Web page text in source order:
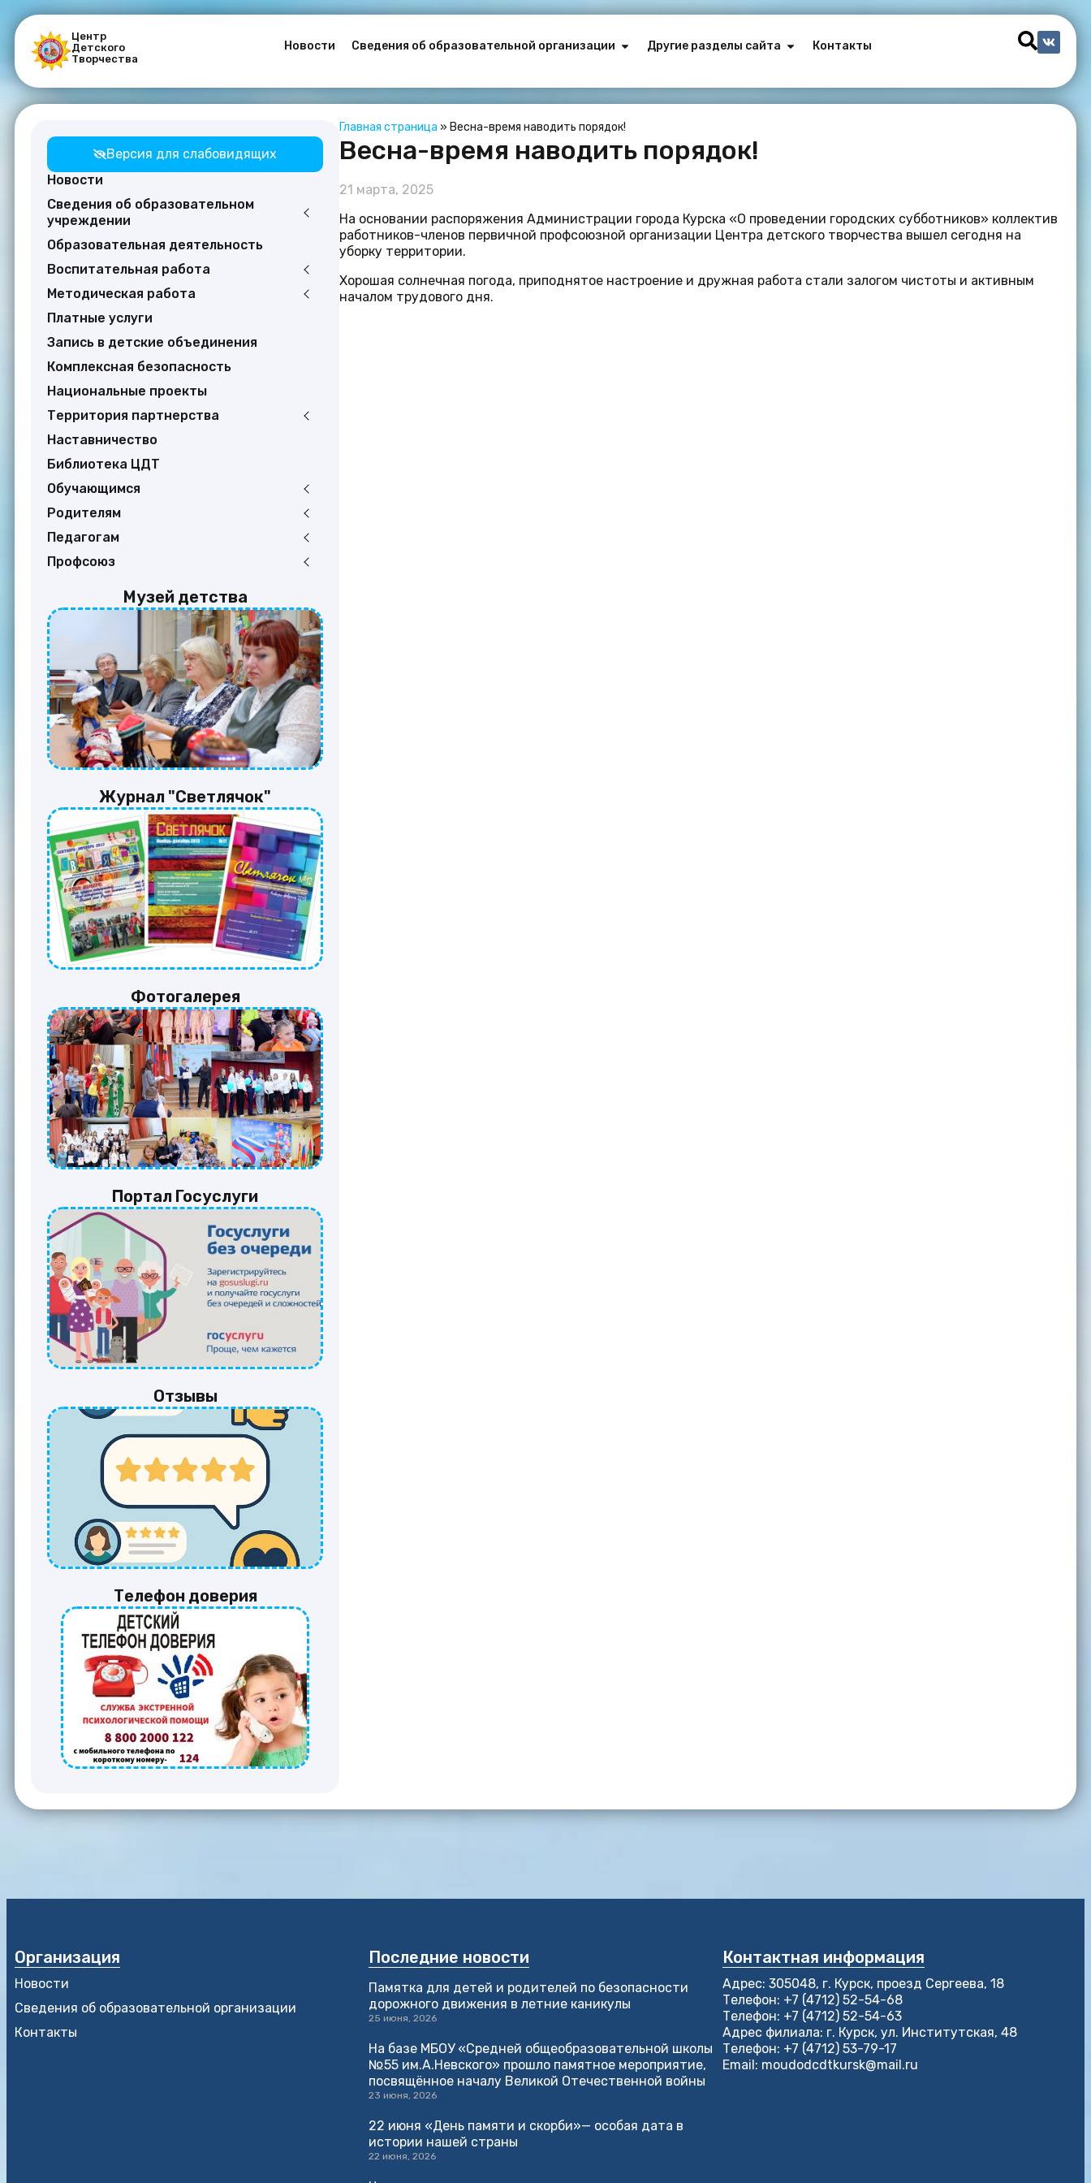
Центр
Детского
Творчества
Новости Сведения об образовательной организации Другие разделы сайта Контакты
Версия для слабовидящих
Новости
Сведения об образовательном
учреждении
Образовательная деятельность
Воспитательная работа
Методическая работа
Платные услуги
Запись в детские объединения
Комплексная безопасность
Национальные проекты
Территория партнерства
Наставничество
Библиотека ЦДТ
Обучающимся
Родителям
Педагогам
Профсоюз
Музей детства
Журнал "Светлячок"
Фотогалерея
Портал Госуслуги
Отзывы
Телефон доверия
Главная страница » Весна-время наводить порядок!
Весна-время наводить порядок!
21 марта, 2025
На основании распоряжения Администрации города Курска «О проведении городских субботников» коллектив
работников-членов первичной профсоюзной организации Центра детского творчества вышел сегодня на
уборку территории.
Хорошая солнечная погода, приподнятое настроение и дружная работа стали залогом чистоты и активным
началом трудового дня.
Организация
Новости
Сведения об образовательной организации
Контакты
Последние новости
Памятка для детей и родителей по безопасности
дорожного движения в летние каникулы
25 июня, 2026
На базе МБОУ «Средней общеобразовательной школы
№55 им.А.Невского» прошло памятное мероприятие,
посвящённое началу Великой Отечественной войны
23 июня, 2026
22 июня «День памяти и скорби»— особая дата в
истории нашей страны
22 июня, 2026
Контактная информация
Адрес: 305048, г. Курск, проезд Сергеева, 18
Телефон: +7 (4712) 52-54-68
Телефон: +7 (4712) 52-54-63
Адрес филиала: г. Курск, ул. Институтская, 48
Телефон: +7 (4712) 53-79-17
Email: moudodcdtkursk@mail.ru